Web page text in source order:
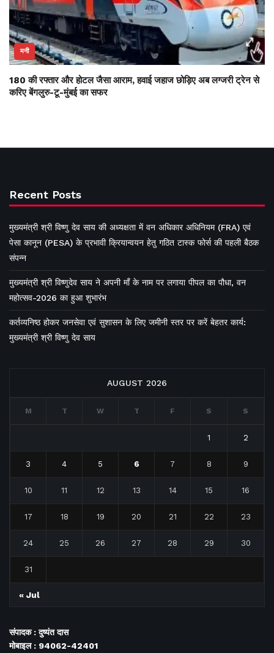
मनी
180 की रफ्तार और होटल जैसा आराम, हवाई जहाज छोड़िए अब लग्जरी ट्रेन से
करिए बेंगलुरु-टू-मुंबई का सफर
Recent Posts
मुख्यमंत्री श्री विष्णु देव साय की अध्यक्षता में वन अधिकार अधिनियम (FRA) एवं
पेसा कानून (PESA) के प्रभावी क्रियान्वयन हेतु गठित टास्क फोर्स की पहली बैठक
संपन्न
मुख्यमंत्री श्री विष्णुदेव साय ने अपनी माँ के नाम पर लगाया पीपल का पौधा, वन
महोत्सव-2026 का हुआ शुभारंभ
कर्तव्यनिष्ठ होकर जनसेवा एवं सुशासन के लिए जमीनी स्तर पर करें बेहतर कार्य:
मुख्यमंत्री श्री विष्णु देव साय
AUGUST 2026
M T W T F S S
1 2
3 4 5 6 7 8 9
10 11 12 13 14 15 16
17 18 19 20 21 22 23
24 25 26 27 28 29 30
31
« Jul
संपादक : दुष्यंत दास
मोबाइल : 94062-42401